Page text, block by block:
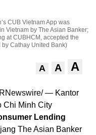
CUB Vietnam App was
Vietnam by The Asian Banker;
at CUBHCM, accepted the
Cathay United Bank)
A A A
— Kantor
Chi Minh City
Lending
The Asian Banker